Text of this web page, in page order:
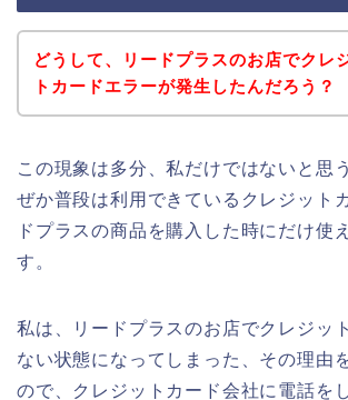
どうして、リードプラスのお店でクレ
トカードエラーが発生したんだろう？
この現象は多分、私だけではないと思
ぜか普段は利用できているクレジット
ドプラスの商品を購入した時にだけ使
す。
私は、リードプラスのお店でクレジッ
ない状態になってしまった、その理由
ので、クレジットカード会社に電話を